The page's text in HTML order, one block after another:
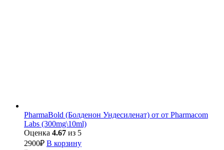
PharmaBold (Болденон Ундесиленат) от от Pharmacom
Labs (300mg\10ml)
Оценка 4.67 из 5
2900₽ В корзину